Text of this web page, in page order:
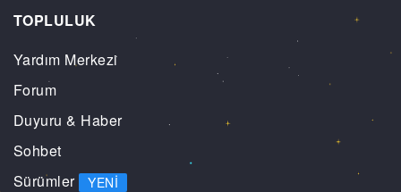
TOPLULUK
Yardım Merkezi
Forum
Duyuru & Haber
Sohbet
Sürümler YENI